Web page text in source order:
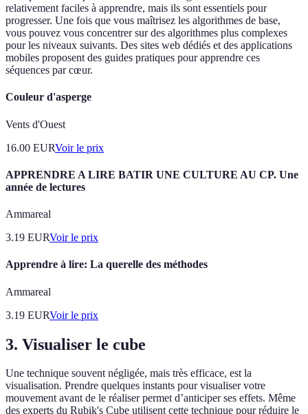
relativement faciles à apprendre, mais ils sont essentiels pour
progresser. Une fois que vous maîtrisez les algorithmes de base,
vous pouvez vous concentrer sur des algorithmes plus complexes
pour les niveaux suivants. Des sites web dédiés et des applications
mobiles proposent des guides pratiques pour apprendre ces
séquences par cœur.
Couleur d'asperge
Vents d'Ouest
16.00 EURVoir le prix
APPRENDRE A LIRE BATIR UNE CULTURE AU CP. Une
année de lectures
Ammareal
3.19 EURVoir le prix
Apprendre à lire: La querelle des méthodes
Ammareal
3.19 EURVoir le prix
3. Visualiser le cube
Une technique souvent négligée, mais très efficace, est la
visualisation. Prendre quelques instants pour visualiser votre
mouvement avant de le réaliser permet d’anticiper ses effets. Même
des experts du Rubik's Cube utilisent cette technique pour réduire le